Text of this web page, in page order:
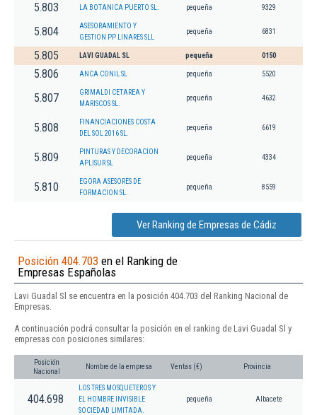
5.803 LA BOTANICA PUERTO SL. pequeña 9329
5.804
ASESORAMIENTO Y
GESTION PP LINARES SLL
pequeña 6831
5.805 LAVI GUADAL SL pequeña 0150
5.806 ANCA CONIL SL pequeña 5520
5.807
GRIMALDI CETAREA Y
MARISCOS SL.
pequeña 4632
5.808
FINANCIACIONES COSTA
DEL SOL 2016 SL.
pequeña 6619
5.809
PINTURAS Y DECORACION
APLISUR SL
pequeña 4334
5.810
EGORA ASESORES DE
FORMACION SL.
pequeña 8559
Ver Ranking de Empresas de Cádiz
Posición 404.703 en el Ranking de
Empresas Españolas
Lavi Guadal Sl se encuentra en la posición 404.703 del Ranking Nacional de
Empresas.
A continuación podrá consultar la posición en el ranking de Lavi Guadal Sl y
empresas con posiciones similares:
Posición
Nacional
Nombre de la empresa Ventas (€) Provincia
404.698
LOS TRES MOSQUETEROS Y
EL HOMBRE INVISIBLE
SOCIEDAD LIMITADA.
pequeña Albacete